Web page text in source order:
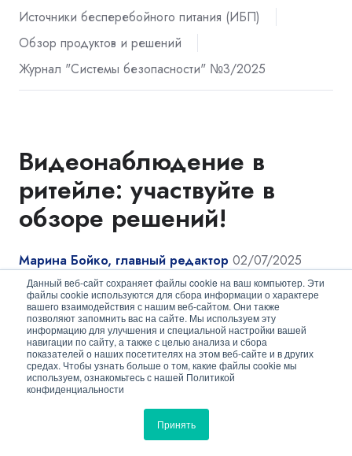
Данный веб-сайт сохраняет файлы cookie на ваш компьютер. Эти
файлы cookie используются для сбора информации о характере
вашего взаимодействия с нашим веб-сайтом. Они также
позволяют запомнить вас на сайте. Мы используем эту
информацию для улучшения и специальной настройки вашей
навигации по сайту, а также с целью анализа и сбора
показателей о наших посетителях на этом веб-сайте и в других
средах. Чтобы узнать больше о том, какие файлы cookie мы
используем, ознакомьтесь с нашей Политикой
конфиденциальности
Принять
Источники бесперебойного питания (ИБП)
Обзор продуктов и решений
Журнал "Системы безопасности" №3/2025
Видеонаблюдение в
ритейле: участвуйте в
обзоре решений!
Марина Бойко, главный редактор 02/07/2025